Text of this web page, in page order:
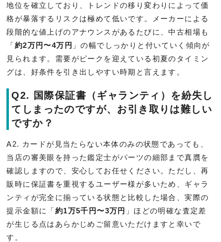
地位を確立しており、トレンドの移り変わりによって価
格が暴落するリスクは極めて低いです。メーカーによる
段階的な値上げのアナウンスがあるたびに、中古相場も
「約2万円〜4万円 」の幅でしっかりと付いていく傾向が
見られます。需要がピークを迎えている初夏のタイミン
グは、好条件を引き出しやすい時期と言えます。
Q2. 国際保証書（ギャランティ）を紛失し
てしまったのですが、お引き取りは難しい
ですか？
A2. カードが見当たらない本体のみの状態であっても、
当店の審美眼を持った鑑定士がパーツの細部まで真贋を
確認しますので、安心してお任せください。ただし、再
販時に保証書を重視するユーザー様が多いため、ギャラ
ンティが完全に揃っている状態と比較した場合、実際の
提示金額に「約1万5千円〜3万円 」ほどの明確な査定差
が生じる点はあらかじめご留意いただけますと幸いで
す。